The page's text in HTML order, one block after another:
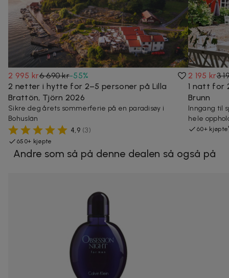
2 995 kr6 690 kr-55%
2 netter i hytte for 2–5 personer på Lilla
Brattön, Tjörn 2026
Sikre deg årets sommerferie på en paradisøy i
Bohuslän
4,9 (3)
650+ kjøpte
2 195 kr3
1 natt for
Brunn
Inngang til
hele
60+ kjøpte
Andre som så på denne dealen så også på